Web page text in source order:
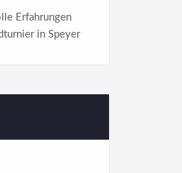
Erfahrungen
in Speyer